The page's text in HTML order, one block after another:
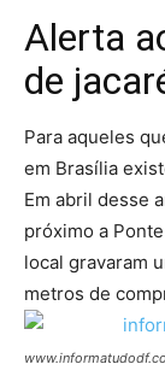
Alerta
de
Para aqueles
em Brasília
Em abril desse
próximo a
local gravaram
metros de